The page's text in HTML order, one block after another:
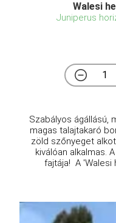
Walesi
Juniperus
Szabályos ágállású,
magas talajtakaró
zöld szőnyeget
kiválóan alkalmas.
fajtája! A 'Walesi